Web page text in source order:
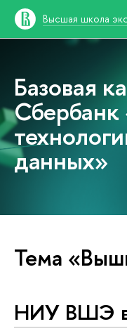
Высшая школа
Базовая
данных»
Тема
НИУ ВШЭ